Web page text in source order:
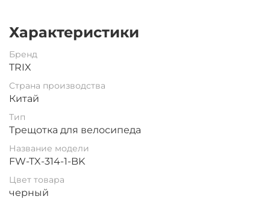
Характеристики
Бренд
TRIX
Страна производства
Китай
Тип
Трещотка для велосипеда
Название модели
FW-TX-314-1-BK
Цвет товара
черный